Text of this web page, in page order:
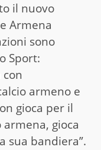
il nuovo
Armena
sono
Sport:
armeno e
gioca per il
gioca
sua bandiera”.